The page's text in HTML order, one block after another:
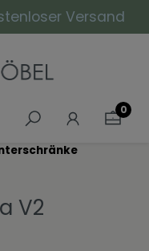
Versand
0
V2